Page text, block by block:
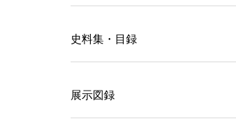
史料集・目録
展示図録